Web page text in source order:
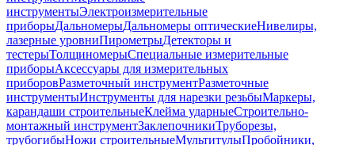
инструментыЭлектроизмерительные
приборыДальномерыДальномеры оптическиеНивелиры,
лазерные уровниПирометрыДетекторы и
тестерыТолщиномерыСпециальные измерительные
приборыАксессуары для измерительных
приборовРазметочный инструментРазметочные
инструментыИнструменты для нарезки резьбыМаркеры,
карандаши строительныеКлейма ударныеСтроительно-
монтажный инструментЗаклепочникиТруборезы,
трубогибыНожи строительныеМультитулыПробойники,